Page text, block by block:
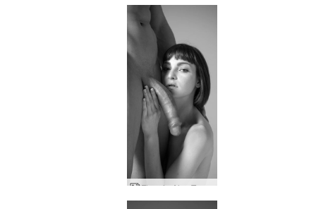
Flora ja Alex Tom of Finland kunnianosoitus osa kaksi